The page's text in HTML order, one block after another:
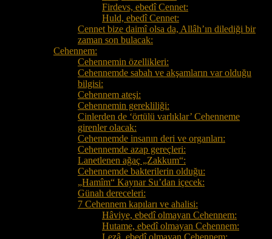
Firdevs, ebedî Cennet:
Huld, ebedî Cennet:
Cennet bize daimî olsa da, Allâh’ın dilediği bir
zaman son bulacak:
Cehennem:
Cehennemin özellikleri:
Cehennemde sabah ve akşamların var olduğu
bilgisi:
Cehennem ateşi:
Cehennemin gerekliliği:
Cinlerden de ‘örtülü varlıklar’ Cehenneme
girenler olacak:
Cehennemde insanın deri ve organları:
Cehennemde azap gereçleri:
Lanetlenen ağaç „Zakkum“:
Cehennemde bakterilerin olduğu:
„Hamîm“ Kaynar Su’dan içecek:
Günah dereceleri:
7 Cehennem kapıları ve ahalisi:
Hâviye, ebedî olmayan Cehennem:
Hutame, ebedî olmayan Cehennem:
Lezâ, ebedî olmayan Cehennem: